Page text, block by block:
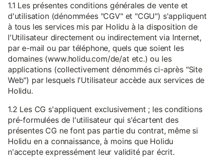
1.1 Les présentes conditions générales de vente et
d'utilisation (dénommées "CGV" et "CGU") s'appliquent
à tous les services mis par Holidu à la disposition de
l'Utilisateur directement ou indirectement via Internet,
par e-mail ou par téléphone, quels que soient les
domaines (www.holidu.com/de/at etc.) ou les
applications (collectivement dénommés ci-après "Site
Web") par lesquels l'Utilisateur accède aux services de
Holidu.
1.2 Les CG s'appliquent exclusivement ; les conditions
pré-formulées de l'utilisateur qui s'écartent des
présentes CG ne font pas partie du contrat, même si
Holidu en a connaissance, à moins que Holidu
n'accepte expressément leur validité par écrit.